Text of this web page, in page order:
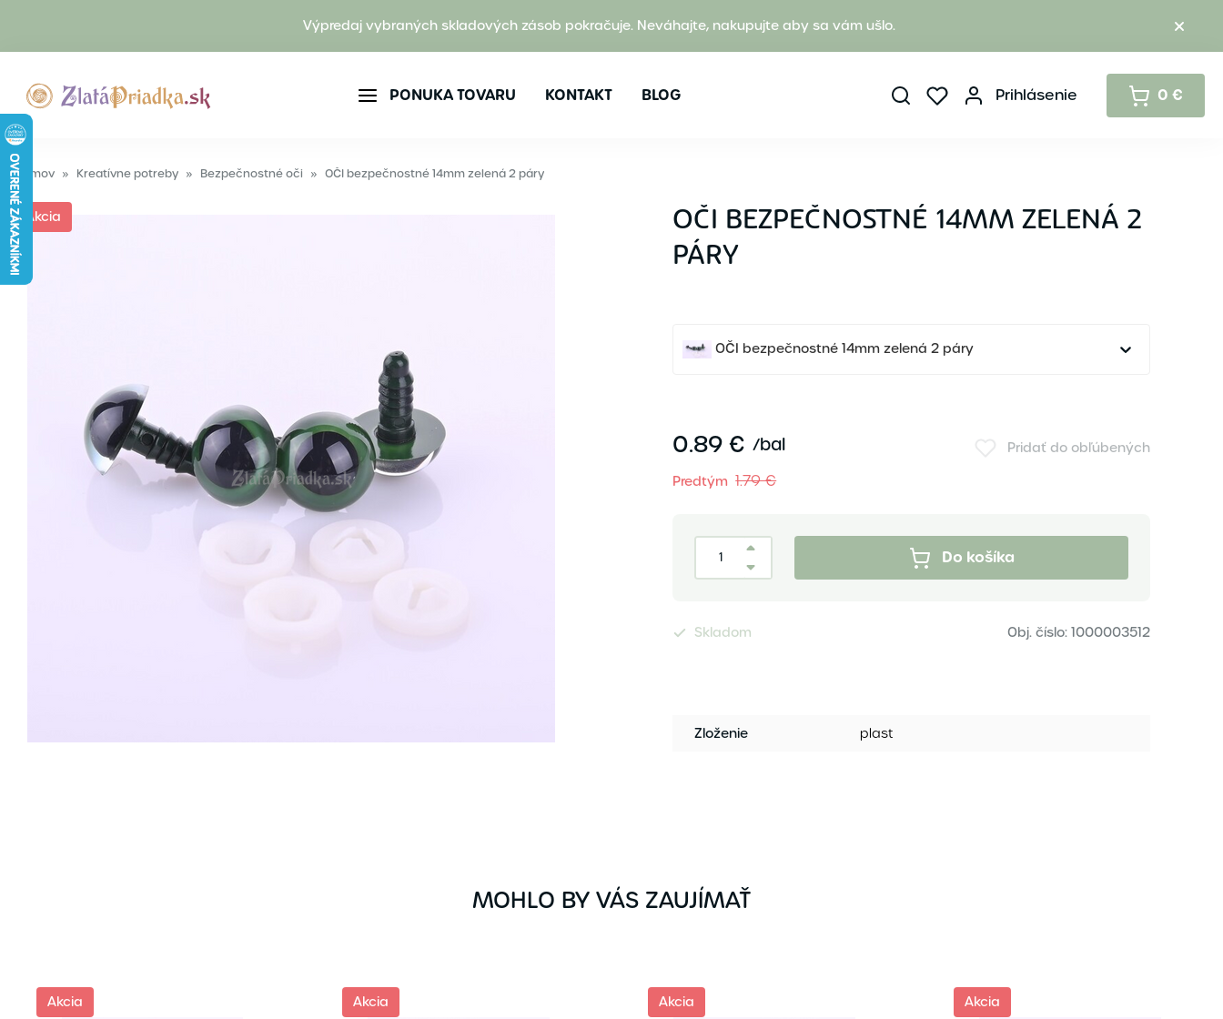
Výpredaj vybraných skladových zásob pokračuje. Neváhajte, nakupujte aby sa vám ušlo.
PONUKA TOVARU KONTAKT BLOG Prihlásenie 0 €
Domov » Kreatívne potreby » Bezpečnostné oči » OČI bezpečnostné 14mm zelená 2 páry
Akcia
OČI BEZPEČNOSTNÉ 14MM ZELENÁ 2
PÁRY
OČI bezpečnostné 14mm zelená 2 páry
0.89 € /bal
Pridať do obľúbených
Predtým 1.79 €
Do košíka
Skladom Obj. číslo: 1000003512
Zloženie plast
MOHLO BY VÁS ZAUJÍMAŤ
Akcia Akcia Akcia Akcia